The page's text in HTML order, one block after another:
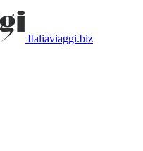
Italiaviaggi.biz